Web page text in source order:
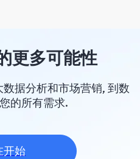
更多可能性
据分析和市场营销, 到数
的所有需求.
开始